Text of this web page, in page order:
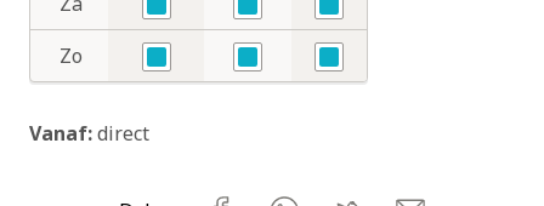
Ja
Ja
Ja
Zo
Ja
Ja
Ja
Vanaf:direct